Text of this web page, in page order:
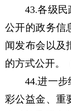
43.各级民
公开的政务信
闻发布会以及
的方式公开。
44.进一步
彩公益金、重